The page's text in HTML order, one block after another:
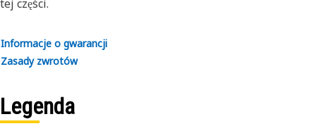
tej części.
Informacje o gwarancji
Zasady zwrotów
Legenda